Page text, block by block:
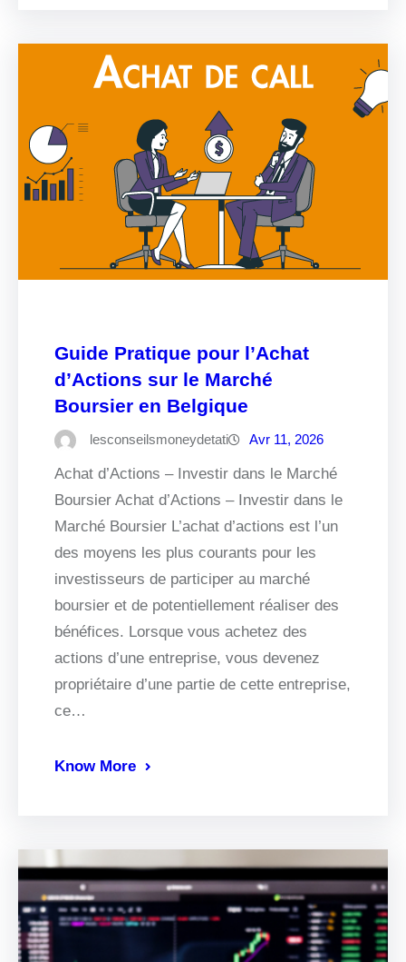
Guide Pratique pour l’Achat
d’Actions sur le Marché
Boursier en Belgique
lesconseilsmoneydetati Avr 11, 2026
Achat d’Actions – Investir dans le Marché
Boursier Achat d’Actions – Investir dans le
Marché Boursier L’achat d’actions est l’un
des moyens les plus courants pour les
investisseurs de participer au marché
boursier et de potentiellement réaliser des
bénéfices. Lorsque vous achetez des
actions d’une entreprise, vous devenez
propriétaire d’une partie de cette entreprise,
ce…
Know More